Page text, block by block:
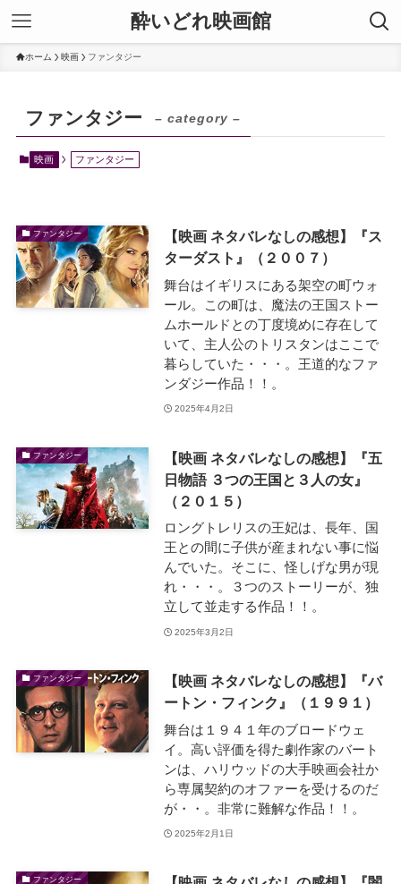
酔いどれ映画館
ホーム 映画 ファンタジー
ファンタジー – category –
映画 ファンタジー
ファンタジー
【映画 ネタバレなしの感想】『ス
ターダスト』（２００７）
舞台はイギリスにある架空の町ウォ
ール。この町は、魔法の王国ストー
ムホールドとの丁度境めに存在して
いて、主人公のトリスタンはここで
暮らしていた・・・。王道的なファ
ンダジー作品！！。
2025年4月2日
ファンタジー
【映画 ネタバレなしの感想】『五
日物語 ３つの王国と３人の女』
（２０１５）
ロングトレリスの王妃は、長年、国
王との間に子供が産まれない事に悩
んでいた。そこに、怪しげな男が現
れ・・・。３つのストーリーが、独
立して並走する作品！！。
2025年3月2日
ファンタジー
【映画 ネタバレなしの感想】『バ
ートン・フィンク』（１９９１）
舞台は１９４１年のブロードウェ
イ。高い評価を得た劇作家のバート
ンは、ハリウッドの大手映画会社か
ら専属契約のオファーを受けるのだ
が・・。非常に難解な作品！！。
2025年2月1日
ファンタジー